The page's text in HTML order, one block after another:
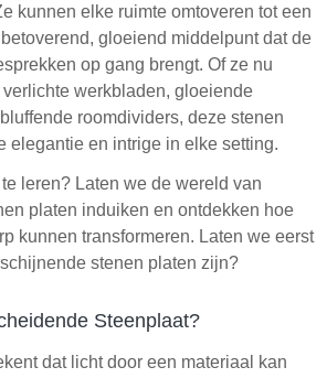
kunnen elke ruimte omtoveren tot een
gloeiend middelpunt dat de
op gang brengt. Of ze nu
werkbladen, gloeiende
roomdividers, deze stenen
elegantie en intrige in elke setting.
leren? Laten we de wereld van
platen induiken en ontdekken hoe
kunnen transformeren. Laten we eerst
stenen platen zijn?
Steenplaat?
dat licht door een materiaal kan